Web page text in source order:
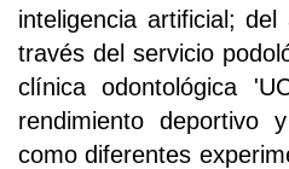
inteligencia artificial;
través del servicio
clínica odontológica
rendimiento deportivo
como diferentes